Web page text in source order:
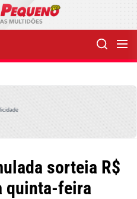
sorteia R$
quinta-feira